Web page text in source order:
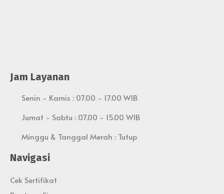
Jam Layanan
Senin - Kamis : 07.00 - 17.00 WIB
Jumat - Sabtu : 07.00 - 15.00 WIB
Minggu & Tanggal Merah : Tutup
Navigasi
Cek Sertifikat